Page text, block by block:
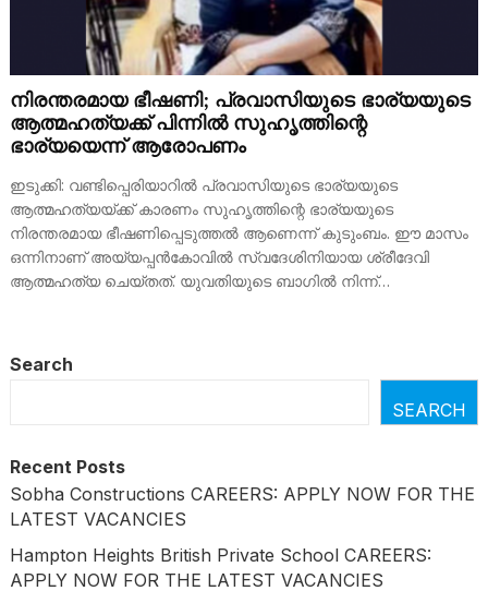
നിരന്തരമായ ഭീഷണി; പ്രവാസിയുടെ ഭാര്യയുടെ
ആത്മഹത്യക്ക് പിന്നിൽ സുഹൃത്തിന്റെ
ഭാര്യയെന്ന് ആരോപണം
ഇടുക്കി: വണ്ടിപ്പെരിയാറില്‍ പ്രവാസിയുടെ ഭാര്യയുടെ
ആത്മഹത്യയ്ക്ക് കാരണം സുഹൃത്തിന്റെ ഭാര്യയുടെ
നിരന്തരമായ ഭീഷണിപ്പെടുത്തൽ ആണെന്ന് കുടുംബം. ഈ മാസം
ഒന്നിനാണ് അയ്യപ്പൻകോവില്‍ സ്വദേശിനിയായ ശ്രീദേവി
ആത്മഹത്യ ചെയ്തത്. യുവതിയുടെ ബാഗില്‍ നിന്ന്…
Search
SEARCH
Recent Posts
Sobha Constructions CAREERS: APPLY NOW FOR THE
LATEST VACANCIES
Hampton Heights British Private School CAREERS:
APPLY NOW FOR THE LATEST VACANCIES